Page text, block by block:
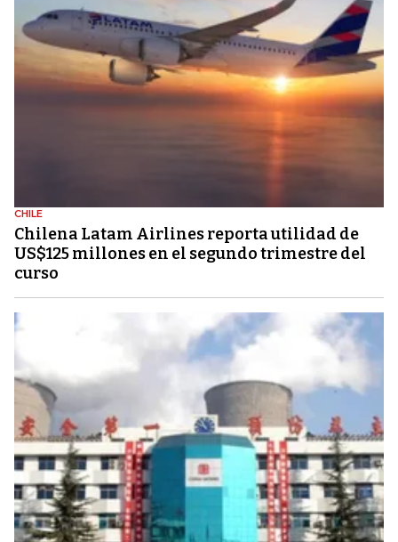
CHILE
Chilena Latam Airlines reporta utilidad de
US$125 millones en el segundo trimestre del
curso